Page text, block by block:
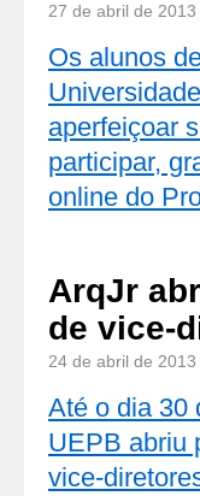
27 de abril de 2013
Os alunos
aperfeiçoar
participar,
online do
ArqJr
de vice-
24 de abril de 2013
Até o dia 30
UEPB abriu
vice-